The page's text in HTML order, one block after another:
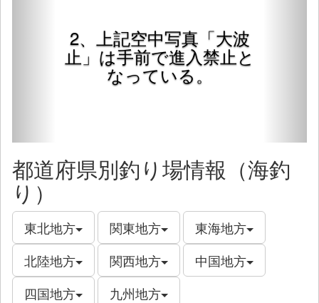
2、上記空中写真「大波
止」は手前で進入禁止と
なっている。
都道府県別釣り場情報（海釣
り）
東北地方 関東地方
東海地方
北陸地方
関西地方
中国地方
四国地方
九州地方